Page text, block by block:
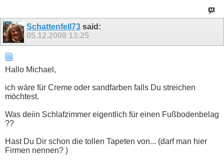
Schattenfell73said:
05.12.2008 13:25
Hallo Michael,
ich wäre für Creme oder sandfarben falls Du streichen
möchtest.
Was deiin Schlafzimmer eigentlich für einen Fußbodenbelag
??
Hast Du Dir schon die tollen Tapeten von... (darf man hier
Firmen nennen? )